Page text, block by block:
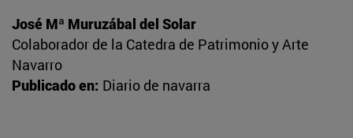
José Mª Muruzábal del Solar
Colaborador de la Catedra de Patrimonio y Arte
Navarro
Publicado en: Diario de navarra